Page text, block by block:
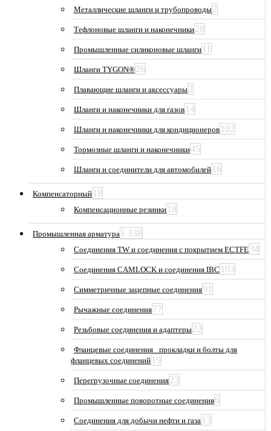
Металлические шланги и трубопроводы2
Тефлоновые шланги и наконечники28
Промышленные силиконовые шланги 11
Шланги TYGON®26
Плавающие шланги и аксессуары2
Шланги и наконечники для газов 14
Шланги и наконечники для кондиционеров 102
Тормозные шланги и наконечники45
Шланги и соединители для автомобилей 16
Компенсаторный 18
Компенсационные резинки 18
Промышленная арматура 1 338
Соединения TW и соединения с покрытием ECTFE34
Соединения CAMLOCK и соединения IBC 103
Симметричные зацепные соединения91
Рычажные соединения77
Резьбовые соединения и адаптеры22
Фланцевые соединения_ прокладки и болты для
фланцевых соединений 19
Перегрузочные соединения23
Промышленные поворотные соединения6
Соединения для добычи нефти и газа 13